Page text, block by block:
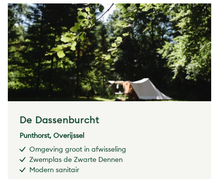
De Dassenburcht
Punthorst, Overijssel
Omgeving groot in afwisseling
Zwemplas de Zwarte Dennen
Modern sanitair